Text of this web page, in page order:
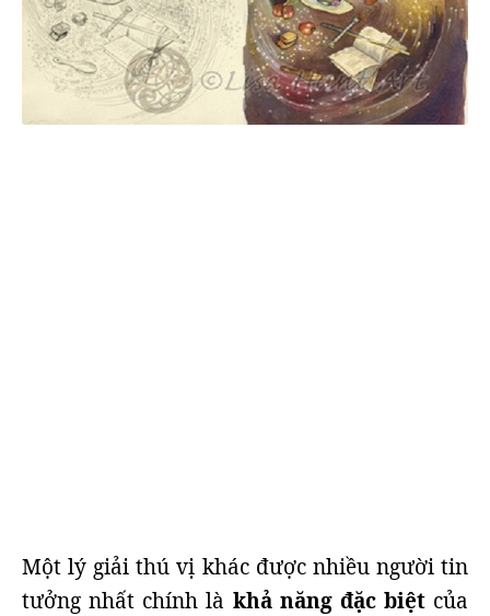
Một lý giải thú vị khác được nhiều người tin
tưởng nhất chính là khả năng đặc biệtcủa